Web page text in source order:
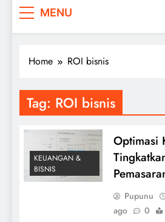
MENU
Home ROI bisnis
Tag: ROI bisnis
KEUANGAN &
BISNIS
Optimasi
Pupunu
ago
0